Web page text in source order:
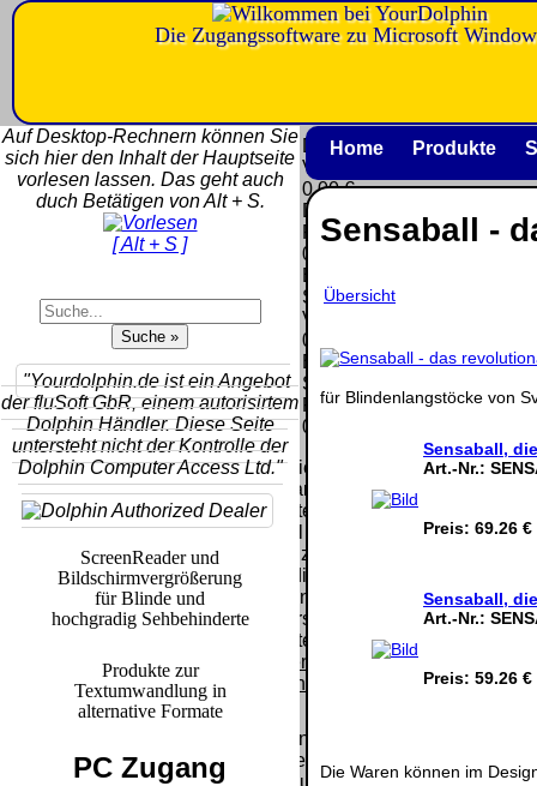
Sensaball -
Übersicht
für Blindenlangstöcke von
Sensaball,
Art.-Nr.:
Preis: 69.26 €
Sensaball,
Art.-Nr.:
Preis: 59.26 €
Die Waren können im
Home Produkte
Auf Desktop-Rechnern können Sie
sich hier den Inhalt der Hauptseite
vorlesen lassen. Das geht auch
duch Betätigen von Alt + S.
[ Alt + S ]
"Yourdolphin.de ist ein Angebot
der fluSoft GbR, einem autorisirtem
Dolphin Händler. Diese Seite
untersteht nicht der Kontrolle der
Dolphin Computer Access Ltd."
ScreenReader und
Bildschirmvergrößerung
für Blinde und
hochgradig Sehbehinderte
Produkte zur
Textumwandlung in
alternative Formate
PC Zugang
Die Zugangssoftware zu Microsoft
Code:
Deutschland
Nachnahme:
8.95 €
Deutschland
Vorkasse: 6.95
€
Schweiz)
Vorkasse:
20.00 €
EU (inkl.
Schweiz)
PayPal: 20.00
€
Der Versand erfolgt
als versichertes
Selbstabholung
vom Büro oder
von
0.00 €
Deutschland
Vorkasse:
0.00 €
Deutschland
PayPal:
0.00 €
EU (inkl.
Schweiz)
Vorkasse:
0.00 €
EU (inkl.
Schweiz)
PayPal:
0.00 €
Bei dieser
Versandart
erhalten Sie per
Email z.B. einen
Lizenzschlüssel
und die
Rechnung /
Lieferschein. Sie
erhalten also
keinen
Datenträger
Die in diesem Dokument genannten
Warenzeichen sind Eigentum der jeweiligen
Firmen. Preisänderungen, Irrtümer und
2026